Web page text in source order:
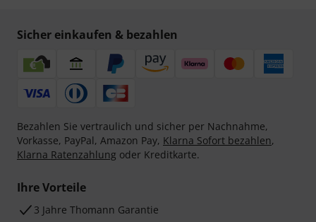
Sicher einkaufen & bezahlen
Bezahlen Sie vertraulich und sicher per Nachnahme,
Vorkasse, PayPal, Amazon Pay, Klarna Sofort bezahlen,
Klarna Ratenzahlung oder Kreditkarte.
Ihre Vorteile
3 Jahre Thomann Garantie